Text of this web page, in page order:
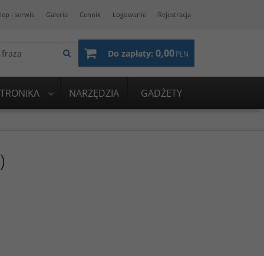
i serwis Galeria Cennik Logowanie Rejestracja
Do zapłaty: 0,00PLN
NARZĘDZIA GADŻETY